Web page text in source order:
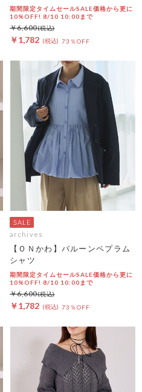
期間限定タイムセールSALE価格から更に
10%OFF! 8/10 10:00まで
￥1,782 73％OFF
￥6,600
archives
【ＯＮかわ】バルーンペプラム
シャツ
期間限定タイムセールSALE価格から更に
10%OFF! 8/10 10:00まで
￥1,782 73％OFF
￥6,600